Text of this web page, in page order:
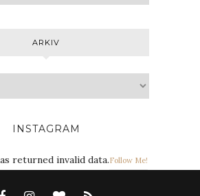
ARKIV
INSTAGRAM
returned invalid data.Follow Me!